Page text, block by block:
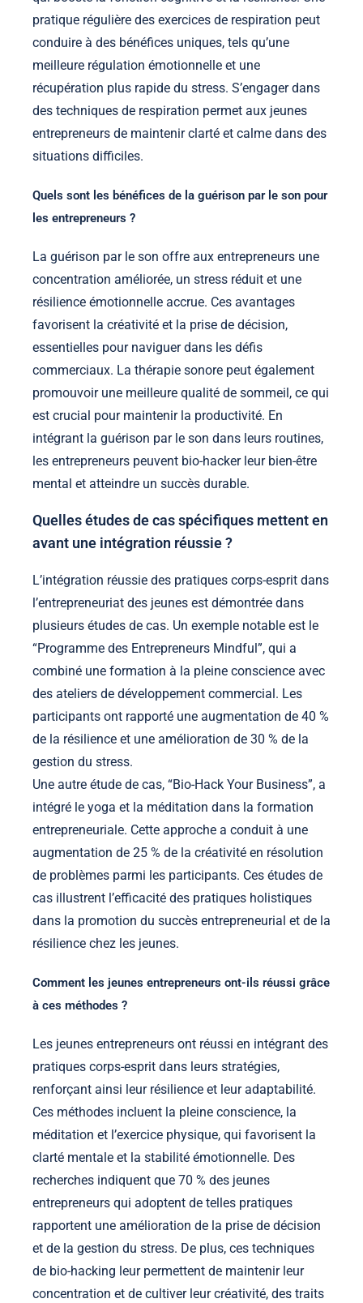
pratique régulière des exercices de respiration peut
conduire à des bénéfices uniques, tels qu’une
meilleure régulation émotionnelle et une
récupération plus rapide du stress. S’engager dans
des techniques de respiration permet aux jeunes
entrepreneurs de maintenir clarté et calme dans des
situations difficiles.
Quels sont les bénéfices de la guérison par le son pour
les entrepreneurs ?
La guérison par le son offre aux entrepreneurs une
concentration améliorée, un stress réduit et une
résilience émotionnelle accrue. Ces avantages
favorisent la créativité et la prise de décision,
essentielles pour naviguer dans les défis
commerciaux. La thérapie sonore peut également
promouvoir une meilleure qualité de sommeil, ce qui
est crucial pour maintenir la productivité. En
intégrant la guérison par le son dans leurs routines,
les entrepreneurs peuvent bio-hacker leur bien-être
mental et atteindre un succès durable.
Quelles études de cas spécifiques mettent en
avant une intégration réussie ?
L’intégration réussie des pratiques corps-esprit dans
l’entrepreneuriat des jeunes est démontrée dans
plusieurs études de cas. Un exemple notable est le
“Programme des Entrepreneurs Mindful”, qui a
combiné une formation à la pleine conscience avec
des ateliers de développement commercial. Les
participants ont rapporté une augmentation de 40 %
de la résilience et une amélioration de 30 % de la
gestion du stress.
Une autre étude de cas, “Bio-Hack Your Business”, a
intégré le yoga et la méditation dans la formation
entrepreneuriale. Cette approche a conduit à une
augmentation de 25 % de la créativité en résolution
de problèmes parmi les participants. Ces études de
cas illustrent l’efficacité des pratiques holistiques
dans la promotion du succès entrepreneurial et de la
résilience chez les jeunes.
Comment les jeunes entrepreneurs ont-ils réussi grâce
à ces méthodes ?
Les jeunes entrepreneurs ont réussi en intégrant des
pratiques corps-esprit dans leurs stratégies,
renforçant ainsi leur résilience et leur adaptabilité.
Ces méthodes incluent la pleine conscience, la
méditation et l’exercice physique, qui favorisent la
clarté mentale et la stabilité émotionnelle. Des
recherches indiquent que 70 % des jeunes
entrepreneurs qui adoptent de telles pratiques
rapportent une amélioration de la prise de décision
et de la gestion du stress. De plus, ces techniques
de bio-hacking leur permettent de maintenir leur
concentration et de cultiver leur créativité, des traits